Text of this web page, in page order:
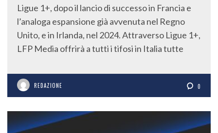
Ligue 1+, dopo il lancio di successo in Francia e
l’analoga espansione già avvenuta nel Regno
Unito, e in Irlanda, nel 2024. Attraverso Ligue 1+,
LFP Media offrirà a tutti i tifosi in Italia tutte
REDAZIONE 0